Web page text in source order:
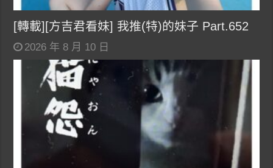
[轉載][方吉君看妹] 我推(特)的妹子 Part.652
2026 年 8 月 10 日